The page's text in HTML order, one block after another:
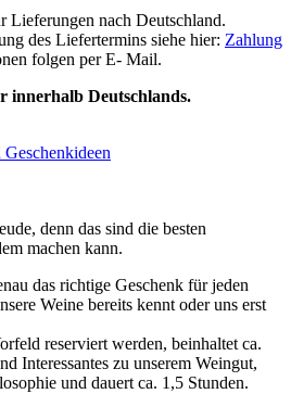
Lieferungen nach Deutschland.
des Liefertermins siehe hier: Zahlung
folgen per E- Mail.
innerhalb Deutschlands.
denn das sind die besten
machen kann.
das richtige Geschenk für jeden
Weine bereits kennt oder uns erst
reserviert werden, beinhaltet ca.
Interessantes zu unserem Weingut,
und dauert ca. 1,5 Stunden.